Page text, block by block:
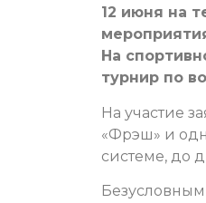
12 июня на
На
турнир по
На участие
«Фрэш» и
системе, до